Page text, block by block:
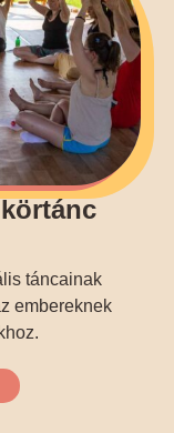
táncainak
embereknek